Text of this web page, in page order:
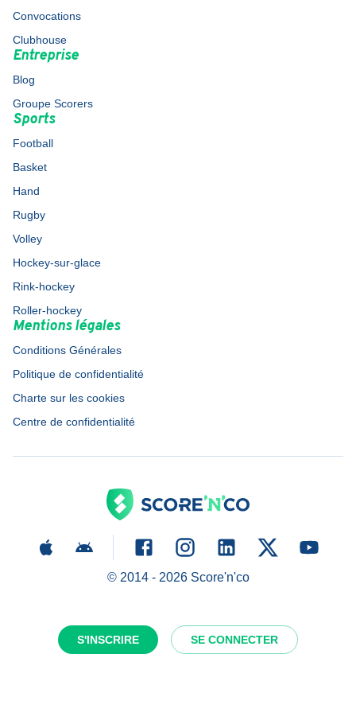
S'INSCRIRE SE CONNECTER
Convocations
Clubhouse
Entreprise
Blog
Groupe Scorers
Sports
Football
Basket
Hand
Rugby
Volley
Hockey-sur-glace
Rink-hockey
Roller-hockey
Mentions légales
Conditions Générales
Politique de confidentialité
Charte sur les cookies
Centre de confidentialité
© 2014 - 2026Score'n'co